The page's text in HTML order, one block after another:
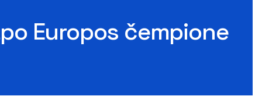
Europos čempione